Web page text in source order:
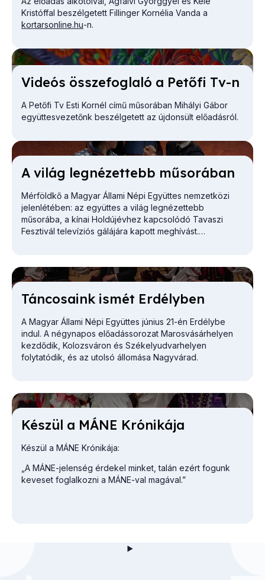
Kristóffal beszélgetett Fillinger Kornélia Vanda a
kortarsonline.hu-n.
Vi­de­ós össze­fog­la­ló a Pe­tő­fi Tv-n
A Petőfi Tv Esti Kornél című műsorában Mihályi Gábor
együttesvezetőnk beszélgetett az újdonsült előadásról.
A vi­lág leg­né­zet­tebb mű­so­rá­ban
Mérföldkő a Magyar Állami Népi Együttes nemzetközi
jelenlétében: az együttes a világ legnézettebb
műsorába, a kínai Holdújévhez kapcsolódó Tavaszi
Fesztivál televíziós gálájára kapott meghívást.
Tán­co­sa­ink is­mét Er­dély­ben
A Magyar Állami Népi Együttes június 21-én Erdélybe
indul. A négynapos előadássorozat Marosvásárhelyen
kezdődik, Kolozsváron és Székelyudvarhelyen
folytatódik, és az utolsó állomása Nagyvárad.
Ké­szül a MÁNE Kró­ni­ká­ja
Készül a MÁNE Krónikája:
„A MÁNE-jelenség érdekel minket, talán ezért fogunk
keveset foglalkozni a MÁNE-val magával.”